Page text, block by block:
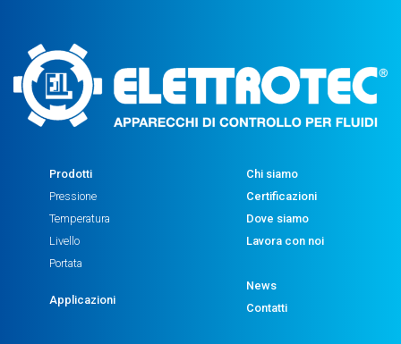
Prodotti
Pressione
Temperatura
Livello
Portata
Applicazioni
Chi siamo
Certificazioni
Dove siamo
Lavora con noi
News
Contatti